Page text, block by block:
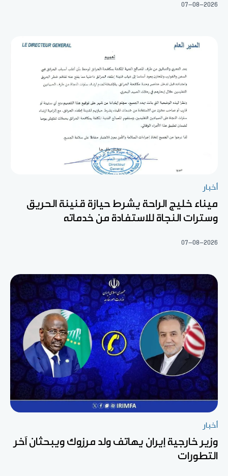
07-08-2026
أخبار
ميناء خليج الراحة يشرط حيازة قنينة الحريق
وسترات النجاة للاستفادة من خدماته
07-08-2026
أخبار
وزير خارجية إيران يهاتف ولد مرزوك ويبحثان آخر
التطورات